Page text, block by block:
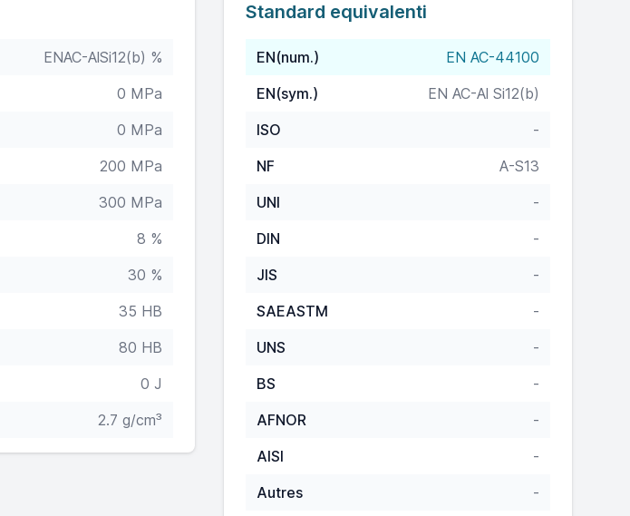
ENAC-AlSi12(b) %
0 MPa
0 MPa
200 MPa
300 MPa
8 %
30 %
35 HB
80 HB
0 J
2.7 g/cm³
Standard equivalenti
EN(num.)
EN AC-44100
EN(sym.)
EN AC-Al Si12(b)
ISO
-
NF
A-S13
UNI
-
DIN
-
JIS
-
SAEASTM
-
UNS
-
BS
-
AFNOR
-
AISI
-
Autres
-